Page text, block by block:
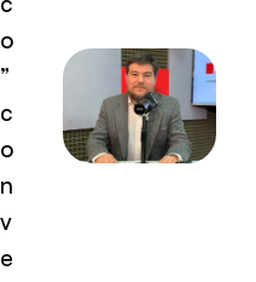
o
”
c
o
n
v
e